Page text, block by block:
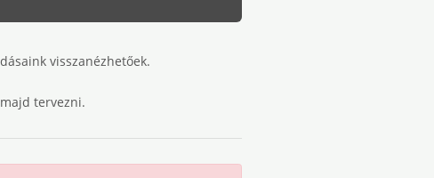
visszanézhetőek.
tervezni.